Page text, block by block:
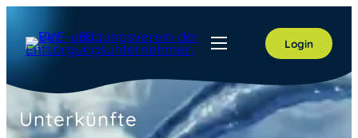
Inhalt
springen
Login
Unterkünfte